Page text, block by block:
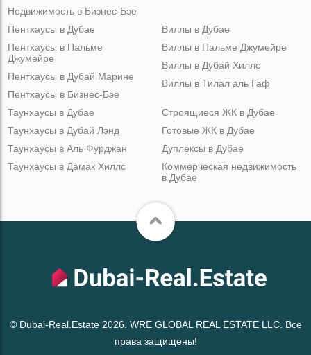
Недвижимость в Бизнес-Бэе
Пентхаусы в Дубае
Пентхаусы в Пальме
Джумейре
Пентхаусы в Дубай Марине
Пентхаусы в Бизнес-Бэе
Виллы в Дубае
Виллы в Пальме Джумейре
Виллы в Дубай Хиллс
Виллы в Тилал аль Гаф
Таунхаусы в Дубае
Таунхаусы в Дубай Лэнд
Таунхаусы в Аль Фурджан
Таунхаусы в Дамак Хиллс
Строящиеся ЖК в Дубае
Готовые ЖК в Дубае
Дуплексы в Дубае
Коммерческая недвижимость
в Дубае
© Dubai-Real.Estate 2026. WRE GLOBAL REAL ESTATE LLC. Все
права защищены!